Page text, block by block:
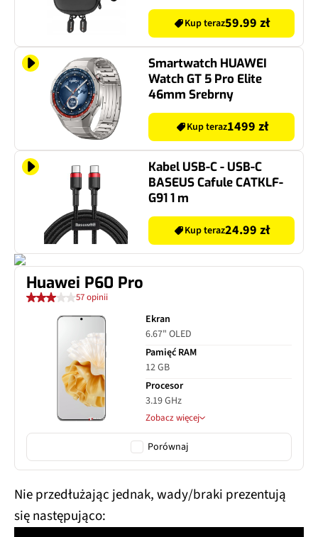
Kup teraz59.99 zł
Smartwatch HUAWEI
Watch GT 5 Pro Elite
46mm Srebrny
Kup teraz1499 zł
Kabel USB-C - USB-C
BASEUS Cafule CATKLF-
G91 1 m
Kup teraz24.99 zł
Huawei P60 Pro
57 opinii
Ekran
6.67" OLED
Pamięć RAM
12 GB
Procesor
3.19 GHz
Zobacz więcej
Porównaj
Nie przedłużając jednak, wady/braki prezentują
się następująco: